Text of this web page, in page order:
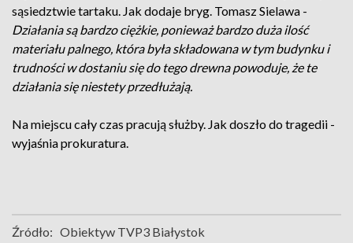
sąsiedztwie tartaku. Jak dodaje bryg. Tomasz Sielawa -
Działania są bardzo ciężkie, ponieważ bardzo duża ilość
materiału palnego, która była składowana w tym budynku i
trudności w dostaniu się do tego drewna powoduje, że te
działania się niestety przedłużają.
Na miejscu cały czas pracują służby. Jak doszło do tragedii -
wyjaśnia prokuratura.
Źródło: Obiektyw TVP3 Białystok